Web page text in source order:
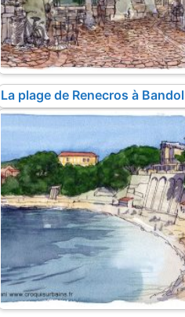
La plage de Renecros à Bandol